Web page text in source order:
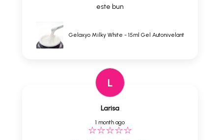
este bun
Gelaxyo Milky White - 15ml Gel Autonivelant
L
Larisa
1 month ago